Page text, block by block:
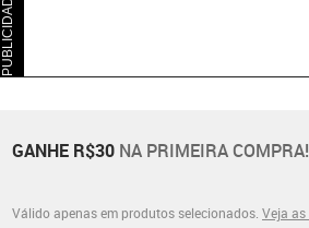
PUBLICIDADE
GANHE R$30 NA PRIMEIRA COMPRA!
Válido apenas em produtos selecionados. Veja as